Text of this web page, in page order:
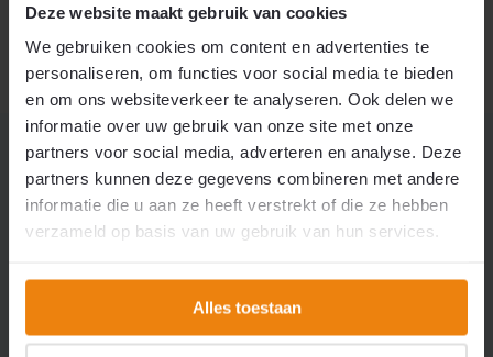
Deze website maakt gebruik van cookies
We gebruiken cookies om content en advertenties te
personaliseren, om functies voor social media te bieden
en om ons websiteverkeer te analyseren. Ook delen we
informatie over uw gebruik van onze site met onze
partners voor social media, adverteren en analyse. Deze
partners kunnen deze gegevens combineren met andere
informatie die u aan ze heeft verstrekt of die ze hebben
verzameld op basis van uw gebruik van hun services.
Alles toestaan
Vragen of advies nodig?
Neem contact op met onze klantenservice.
op
+31 (0)316 266 990
Info@lisoflex.com